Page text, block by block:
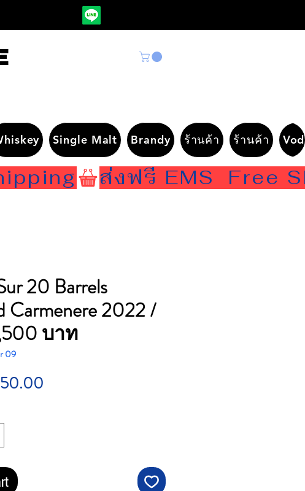
Single Malt Brandy ร้านค้า ร้านค้า
20 Barrels
Carmenere 2022 /
บาท
09